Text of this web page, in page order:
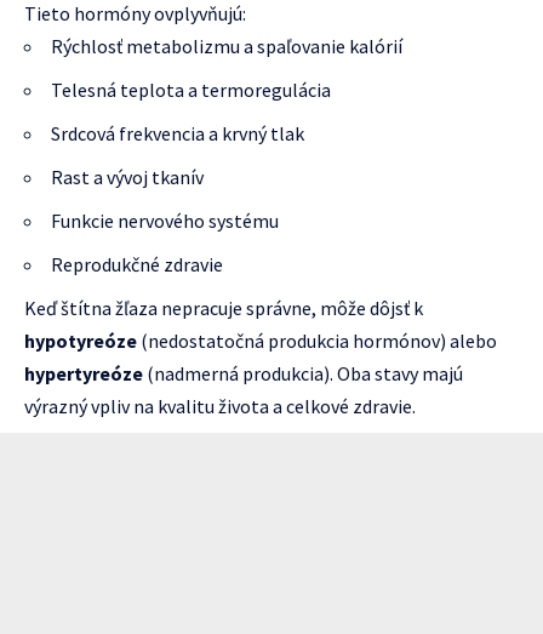
Tieto hormóny ovplyvňujú:
Rýchlosť metabolizmu a spaľovanie kalórií
Telesná teplota a termoregulácia
Srdcová frekvencia a krvný tlak
Rast a vývoj tkanív
Funkcie nervového systému
Reprodukčné zdravie
Keď štítna žľaza nepracuje správne, môže dôjsť k
hypotyreóze (nedostatočná produkcia hormónov) alebo
hypertyreóze (nadmerná produkcia). Oba stavy majú
výrazný vpliv na kvalitu života a celkové zdravie.